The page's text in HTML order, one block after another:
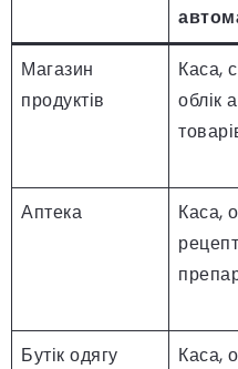
Магазин
продуктів
Каса,
облік
Аптека
Каса,
Бутік одягу
Каса,